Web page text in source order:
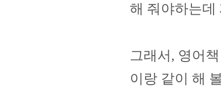
해 줘야하는데
그래서 , 영어
이랑 같이 해